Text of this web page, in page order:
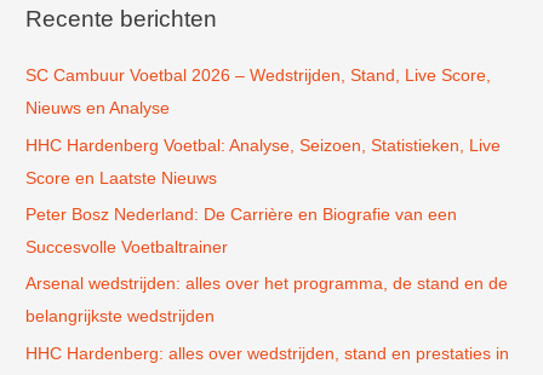
k
a
a
r
:
Recente berichten
SC Cambuur Voetbal 2026 – Wedstrijden, Stand, Live Score,
Nieuws en Analyse
HHC Hardenberg Voetbal: Analyse, Seizoen, Statistieken, Live
Score en Laatste Nieuws
Peter Bosz Nederland: De Carrière en Biografie van een
Succesvolle Voetbaltrainer
Arsenal wedstrijden: alles over het programma, de stand en de
belangrijkste wedstrijden
HHC Hardenberg: alles over wedstrijden, stand en prestaties in